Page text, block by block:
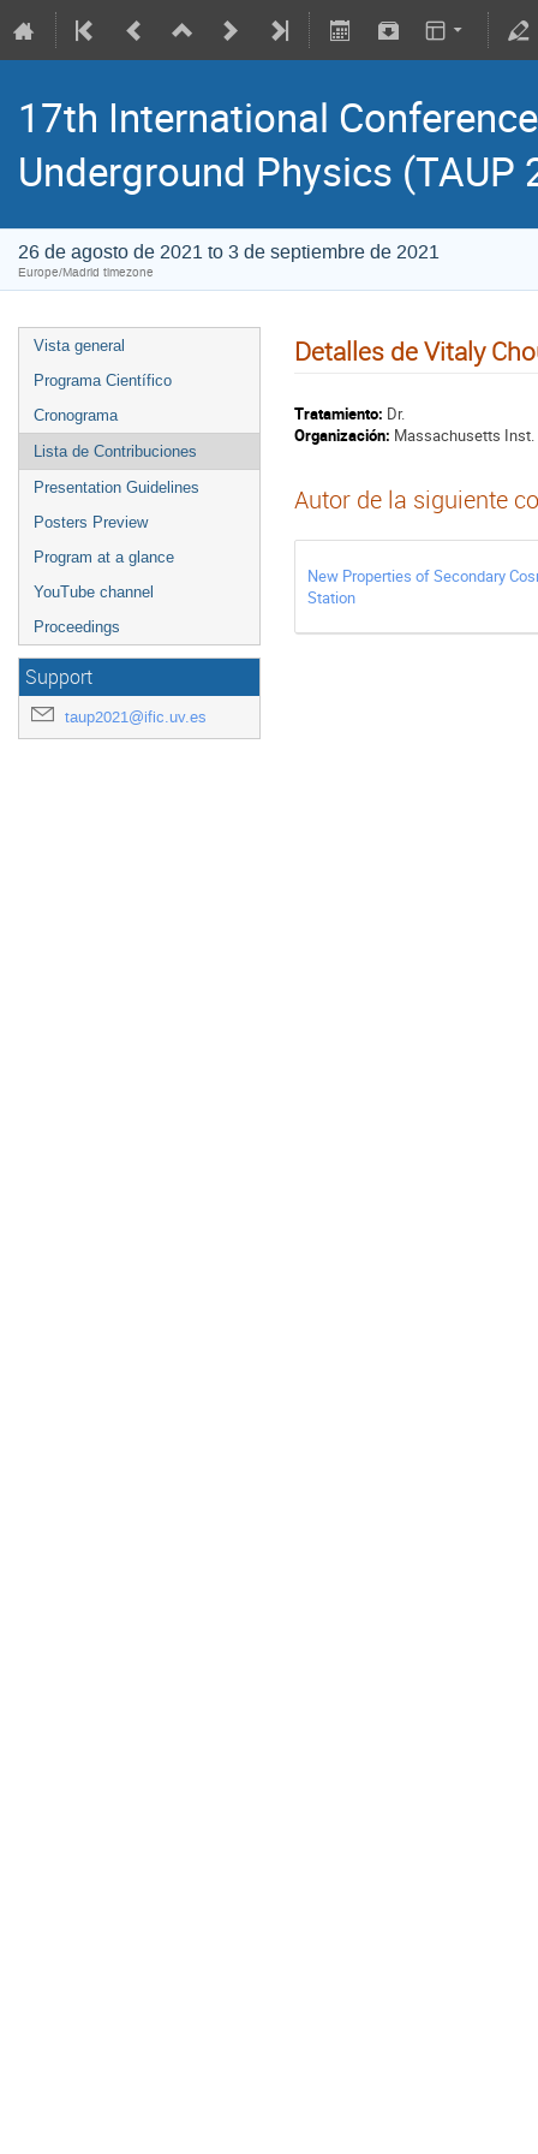
17th International
Underground Physics (TAUP
26 de agosto de 2021 to 3 de septiembre de 2021
Europe/Madrid timezone
Vista general
Programa Científico
Cronograma
Lista de Contribuciones
Presentation Guidelines
Posters Preview
Program at a glance
YouTube channel
Proceedings
Support
taup2021@ific.uv.es
Detalles de Vitaly
Tratamiento: Dr.
Organización: Massachusetts Inst.
Autor de la siguiente
New Properties of Secondary
Station